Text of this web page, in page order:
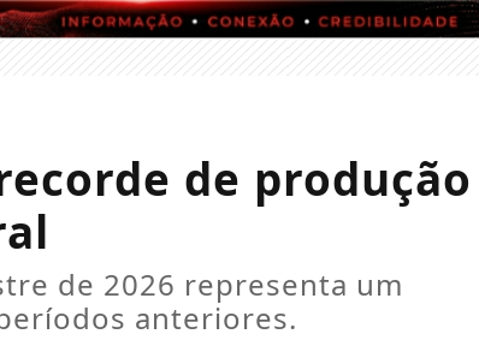
de produção
de 2026 representa um
anteriores.